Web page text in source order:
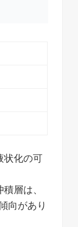
状化の可
層は、
向があり